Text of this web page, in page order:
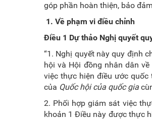
góp phần hoàn thiện, bảo
1. Về phạm vi điều chỉnh
Điều 1 Dự thảo Nghị quyết
“1. Nghị quyết này quy định
hội và Hội đồng nhân dân
việc thực hiện điều ước quốc
của Quốc hội của quốc gia
2. Phối hợp giám sát việc
khoản 1 Điều này được thực